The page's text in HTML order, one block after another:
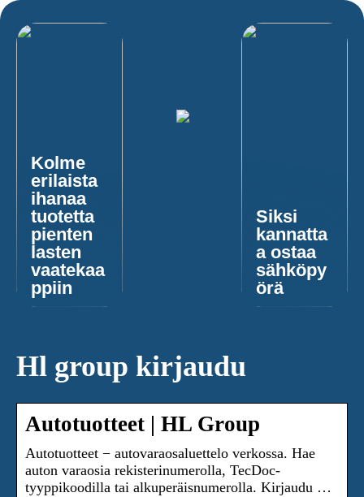
Kolme
erilaista
ihanaa
tuotetta
pienten
lasten
vaatekaa
ppiin
Siksi
kannatta
a ostaa
sähköpy
örä
Hl group kirjaudu
Autotuotteet | HL Group
Autotuotteet − autovaraosaluettelo verkossa. Hae
auton varaosia rekisterinumerolla, TecDoc-
tyyppikoodilla tai alkuperäisnumerolla. Kirjaudu …